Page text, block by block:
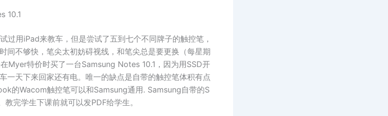
10.1
过用iPad来教车，但是尝试了五到七个不同牌子的触控笔，
间不够快，笔尖太初妨碍视线，和笔尖总是要更换（每星期
Myer特价时买了一台Samsung Notes 10.1，因为用SSD开
一天下来回家还有电。唯一的缺点是自带的触控笔体积有点
的Wacom触控笔可以和Samsung通用. Samsung自带的S
完学生下课前就可以发PDF给学生。